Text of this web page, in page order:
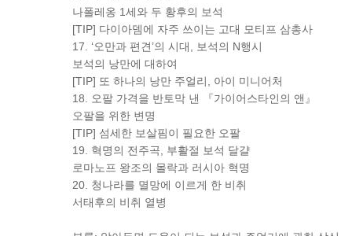
나폴레옹 1세와 두 황후의 보석
[TIP] 다이아뎀에 자주 쓰이는 고대 모티프 삼총사
17. ‘오만과 편견’의 시대, 보석의 N행시
보석의 낭만에 대하여
[TIP] 또 하나의 낭만 주얼리, 아이 미니어처
18. 오팔 가격을 반토막 낸 『가이어스타인의 앤』
오팔을 위한 변명
[TIP] 섬세한 보살핌이 필요한 오팔
19. 혁명의 전주곡, 부활절 보석 달걀
로마노프 왕조의 몰락과 러시아 혁명
20. 청나라를 멸망에 이르게 한 비취
서태후의 비취 열병